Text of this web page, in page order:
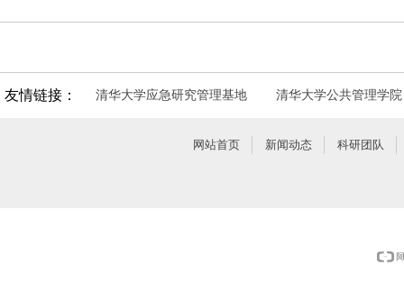
网站首页 新闻动态 科研团队
清华大学应急研究管理基地 清华大学公共管理学院
友情链接：